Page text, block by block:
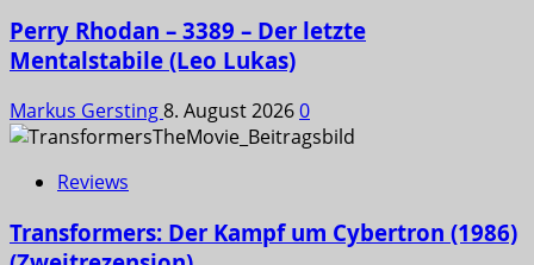
Perry Rhodan – 3389 – Der letzte
Mentalstabile (Leo Lukas)
Markus Gersting8. August 20260
Reviews
Transformers: Der Kampf um Cybertron (1986)